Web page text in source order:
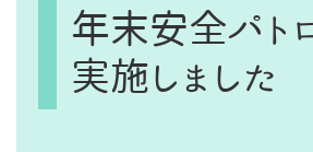
年末安全パト
実施しました